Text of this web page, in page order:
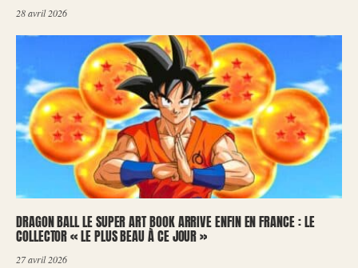
28 avril 2026
DRAGON BALL LE SUPER ART BOOK ARRIVE ENFIN EN FRANCE : LE
COLLECTOR « LE PLUS BEAU À CE JOUR »
27 avril 2026